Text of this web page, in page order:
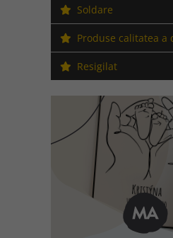
Soldare
Produse calitatea a
Resigilat